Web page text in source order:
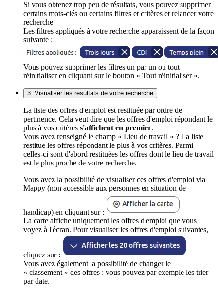
Si vous obtenez trop peu de résultats, vous pouvez supprimer
certains mots-clés ou certains filtres et critères et relancer votre
recherche.
Les filtres appliqués à votre recherche apparaissent de la façon
suivante :
Vous pouvez supprimer les filtres un par un ou tout
réinitialiser en cliquant sur le bouton « Tout réinitialiser ».
3. Visualiser les résultats de votre recherche
La liste des offres d'emploi est restituée par ordre de
pertinence. Cela veut dire que les offres d'emploi répondant le
plus à vos critères s'affichent en premier.
Vous avez renseigné le champ « Lieu de travail » ? La liste
restitue les offres répondant le plus à vos critères. Parmi
celles-ci sont d'abord restituées les offres dont le lieu de travail
est le plus proche de votre recherche.
Vous avez la possibilité de visualiser ces offres d'emploi via
Mappy (non accessible aux personnes en situation de
handicap) en cliquant sur :
.
La carte affiche uniquement les offres d'emploi que vous
voyez à l'écran. Pour visualiser les offres d'emploi suivantes,
cliquez sur :
Vous avez également la possibilité de changer le
« classement » des offres : vous pouvez par exemple les trier
par date.